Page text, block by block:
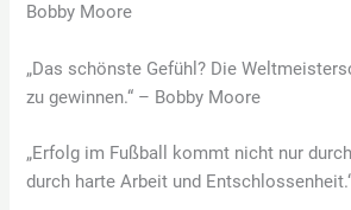
Bobby Moore
„Das schönste Gefühl? Die
zu gewinnen.“ – Bobby Moore
„Erfolg im Fußball kommt nicht nur
durch harte Arbeit und